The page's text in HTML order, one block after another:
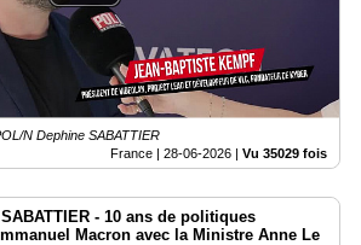
N Dephine SABATTIER
France | 28-06-2026 | Vu 35029 fois
- 10 ans de politiques
Macron avec la Ministre Anne Le